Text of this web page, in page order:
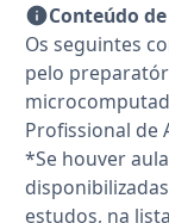
Conteúdo
Os seguintes
pelo
Profissional de
*Se houver
estudos, na